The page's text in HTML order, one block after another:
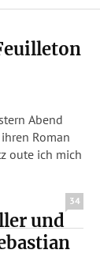
Abend
Roman
34
und